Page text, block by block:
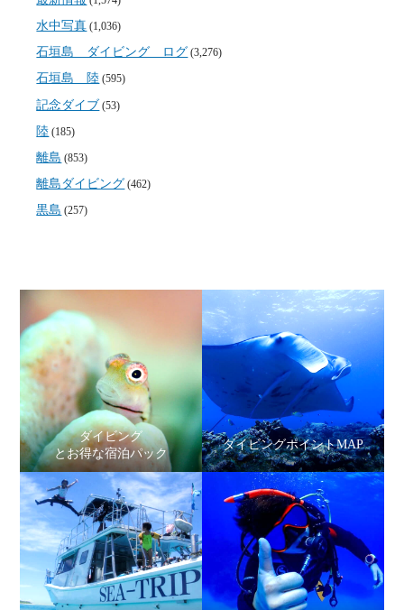
水中写真 (1,036)
石垣島 ダイビング ログ (3,276)
石垣島 陸 (595)
記念ダイブ (53)
陸 (185)
離島 (853)
離島ダイビング (462)
黒島 (257)
ダイビング
とお得な宿泊パック
ダイビングポイントMAP